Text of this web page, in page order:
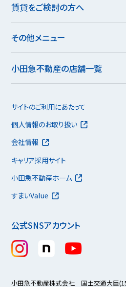
賃貸をご検討の方へ
その他メニュー
小田急不動産の店舗一覧
公式SNSアカウント
サイトのご利用にあたって
個人情報のお取り扱い
会社情報
キャリア採用サイト
小田急不動産ホーム
すまいValue
小田急不動産株式会社 国土交通大臣